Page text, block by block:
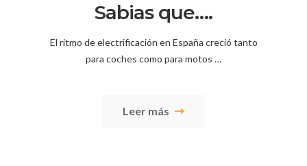
Sabias que….
El ritmo de electrificación en España creció tanto
para coches como para motos …
Leer más